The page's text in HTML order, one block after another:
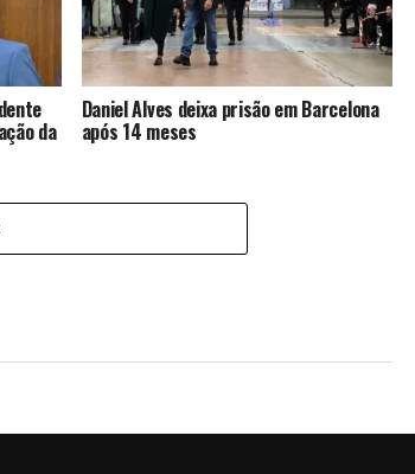
da
Daniel Alves deixa prisão em Barcelona
após 14 meses